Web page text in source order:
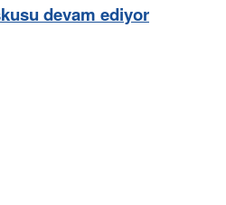
devam ediyor